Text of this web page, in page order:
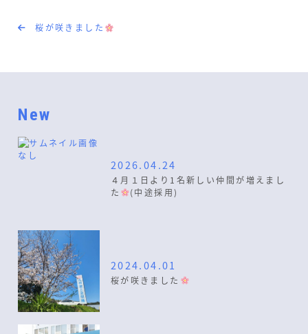
桜が咲きました
New
2026.04.24
４月１日より1名新しい仲間が増えまし
た
(中途採用)
2024.04.01
桜が咲きました